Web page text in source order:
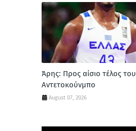
Άρης: Προς αίσιο τέλος του
Αντετοκούνμπο
August 07, 2026